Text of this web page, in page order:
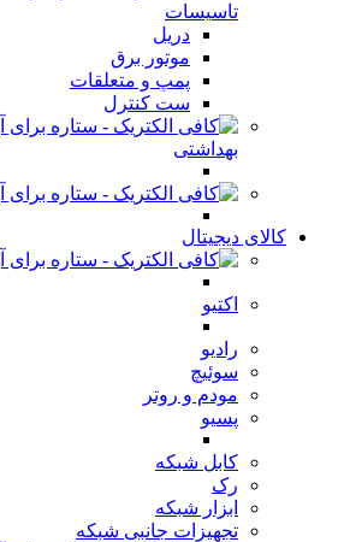
تاسیسات
دریل
موتور برق
پمپ و متعلقات
ست کنترل
بهداشتی
کالای دیجیتال
اکتیو
رادیو
سوئیچ
مودم و روتر
پسیو
کابل شبکه
رک
ابزار شبکه
تجهیزات جانبی شبکه